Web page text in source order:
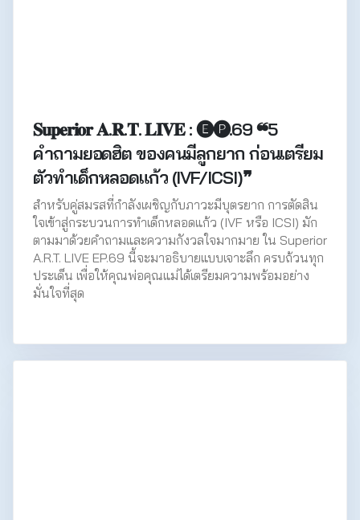
𝐒𝐮𝐩𝐞𝐫𝐢𝐨𝐫 𝐀.𝐑.𝐓. 𝐋𝐈𝐕𝐄 : 🅔🅟.69 ❝5
คำถามยอดฮิต ของคนมีลูกยาก ก่อนเตรียม
ตัวทำเด็กหลอดแก้ว (IVF/ICSI)❞
สำหรับคู่สมรสที่กำลังเผชิญกับภาวะมีบุตรยาก การตัดสิน
ใจเข้าสู่กระบวนการทำเด็กหลอดแก้ว (IVF หรือ ICSI) มัก
ตามมาด้วยคำถามและความกังวลใจมากมาย ใน Superior
A.R.T. LIVE EP.69 นี้จะมาอธิบายแบบเจาะลึก ครบถ้วนทุก
ประเด็น เพื่อให้คุณพ่อคุณแม่ได้เตรียมความพร้อมอย่าง
มั่นใจที่สุด